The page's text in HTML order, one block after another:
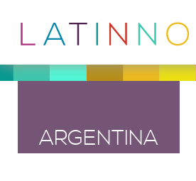
ARGENTINA